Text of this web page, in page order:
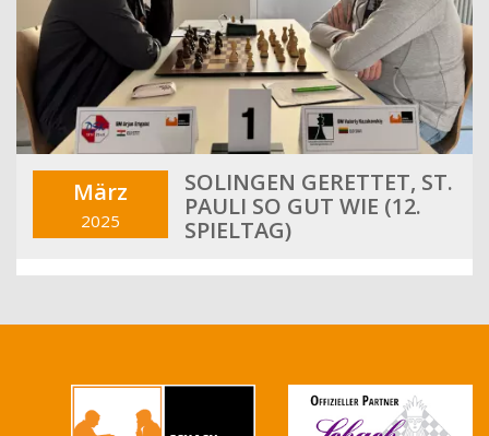
März
2025
SOLINGEN GERETTET, ST.
PAULI SO GUT WIE (12.
SPIELTAG)